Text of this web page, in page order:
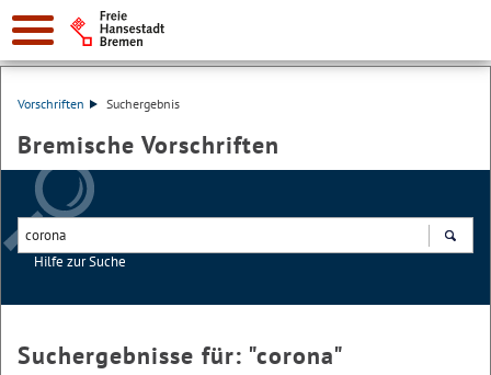
Vorschriften Suchergebnis
Bremische Vorschriften
Hilfe zur Suche
Suchergebnisse für: "corona"